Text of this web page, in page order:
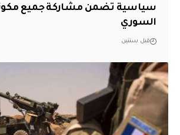
سياسية تضمن مشاركة جميع
السوري
قبل سنتين